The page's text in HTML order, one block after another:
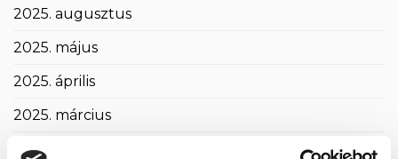
2025. augusztus
2025. május
2025. április
2025. március
2025. február